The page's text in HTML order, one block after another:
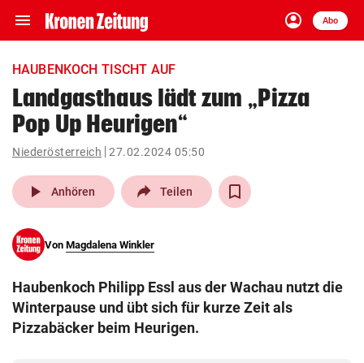
menu Navigation
ein-/ausklappen
account_circle
Anmelden
Abo
close Schließen
account_circle Anmelden
pin_drop
Wien arrow_right
search
eingeben
HAUBENKOCH TISCHT AUF
Landgasthaus lädt zum „Pizza
Pop Up Heurigen“
Niederösterreich 27.02.2024 05:50
play_arrow Anhören Teilen
Von Magdalena Winkler
Haubenkoch Philipp Essl aus der Wachau nutzt die
Winterpause und übt sich für kurze Zeit als
Pizzabäcker beim Heurigen.